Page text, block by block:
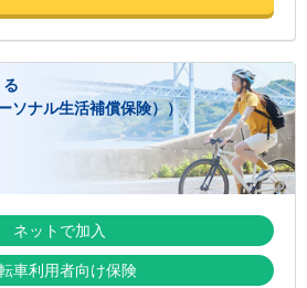
ソナル生活補償保険））
ネットで加入
車利用者向け保険